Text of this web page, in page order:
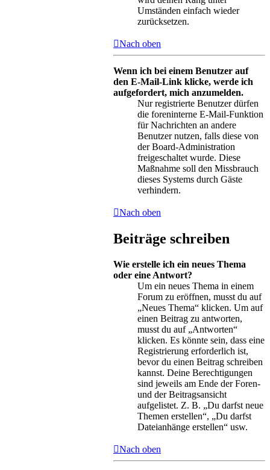
Umständen einfach wieder
zurücksetzen.
Nach oben
Wenn ich bei einem Benutzer auf
den E-Mail-Link klicke, werde ich
aufgefordert, mich anzumelden.
Nur registrierte Benutzer dürfen
die foreninterne E-Mail-Funktion
für Nachrichten an andere
Benutzer nutzen, falls diese von
der Board-Administration
freigeschaltet wurde. Diese
Maßnahme soll den Missbrauch
dieses Systems durch Gäste
verhindern.
Nach oben
Beiträge schreiben
Wie erstelle ich ein neues Thema
oder eine Antwort?
Um ein neues Thema in einem
Forum zu eröffnen, musst du auf
„Neues Thema“ klicken. Um auf
einen Beitrag zu antworten,
musst du auf „Antworten“
klicken. Es könnte sein, dass eine
Registrierung erforderlich ist,
bevor du einen Beitrag schreiben
kannst. Deine Berechtigungen
sind jeweils am Ende der Foren-
und der Beitragsansicht
aufgelistet. Z. B. „Du darfst neue
Themen erstellen“, „Du darfst
Dateianhänge erstellen“ usw.
Nach oben